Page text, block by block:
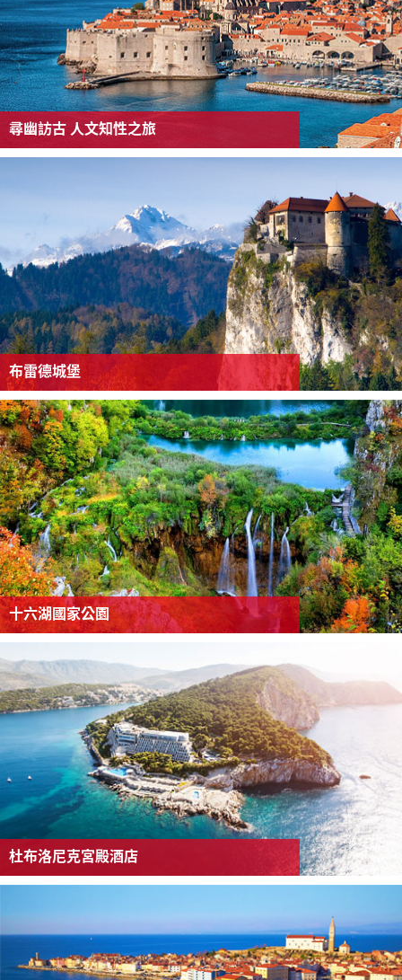
尋幽訪古 人文知性之旅
布雷德城堡
十六湖國家公園
杜布洛尼克宮殿酒店